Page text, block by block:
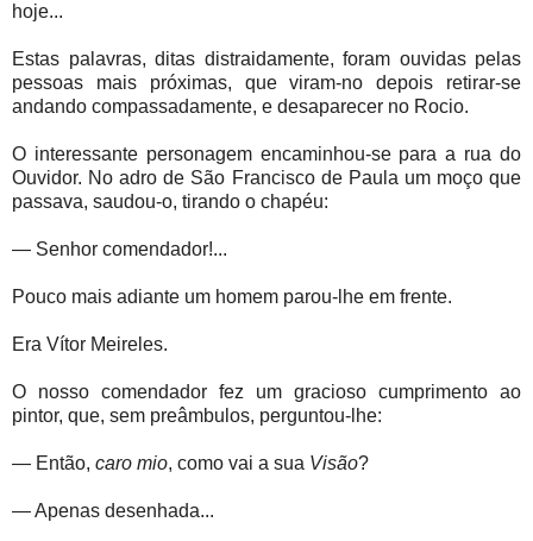
hoje...
Estas palavras, ditas distraidamente, foram ouvidas pelas
pessoas mais próximas, que viram-no depois retirar-se
andando compassadamente, e desaparecer no Rocio.
O interessante personagem encaminhou-se para a rua do
Ouvidor. No adro de São Francisco de Paula um moço que
passava, saudou-o, tirando o chapéu:
— Senhor comendador!...
Pouco mais adiante um homem parou-lhe em frente.
Era Vítor Meireles.
O nosso comendador fez um gracioso cumprimento ao
pintor, que, sem preâmbulos, perguntou-lhe:
— Então, caro mio, como vai a sua Visão?
— Apenas desenhada...